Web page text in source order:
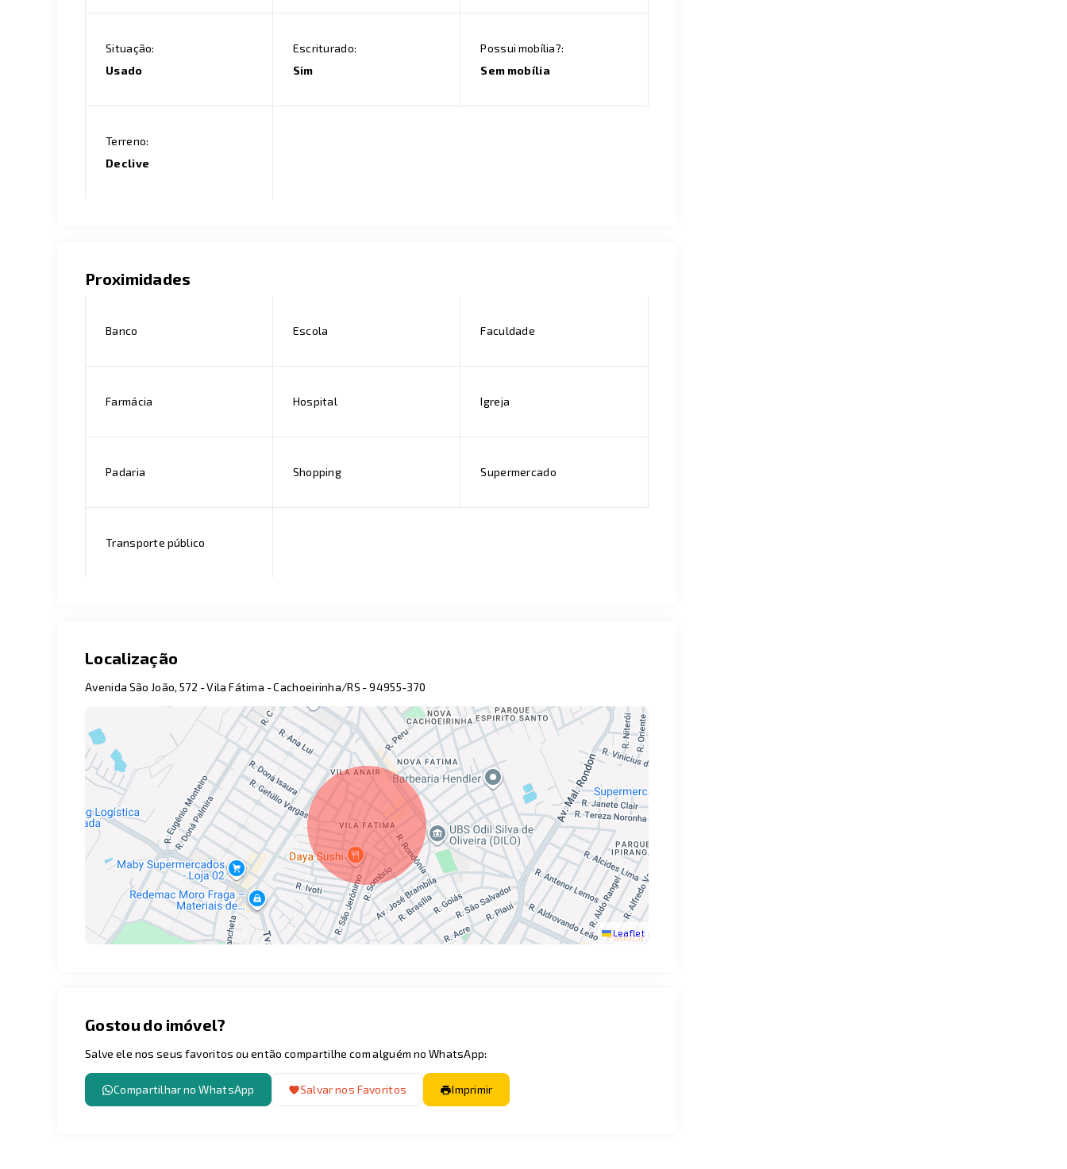
Situação:
Usado
Escriturado:
Sim
Possui mobília?:
Sem mobília
Terreno:
Declive
Proximidades
Banco Escola Faculdade
Farmácia Hospital Igreja
Padaria Shopping Supermercado
Transporte público
Localização
Avenida São João, 572 - Vila Fátima - Cachoeirinha/RS - 94955-370
Leaflet
Gostou do imóvel?
Salve ele nos seus favoritos ou então compartilhe com alguém no WhatsApp:
Compartilhar no WhatsApp Salvar nos Favoritos Imprimir